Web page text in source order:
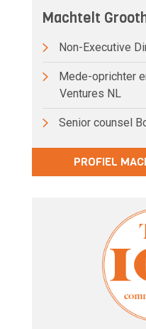
Machtelt
Non-Executive
Mede-oprichter
Ventures NL
Senior counsel
PROFIEL